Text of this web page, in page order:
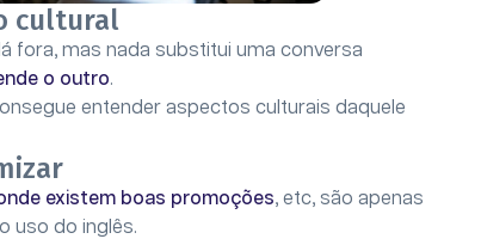
cultural
fora, mas nada substitui uma conversa
o outro.
entender aspectos culturais daquele
existem boas promoções, etc, são apenas
uso do inglês.